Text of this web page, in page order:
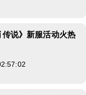
说》新服活动火热